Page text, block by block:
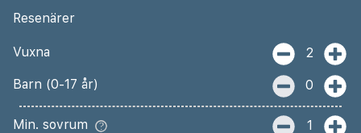
Resenärer
Vuxna 2
Barn (0-17 år) 0
Min. sovrum 1